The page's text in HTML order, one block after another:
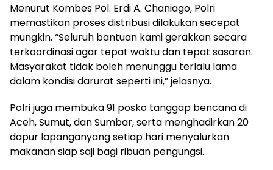
Menurut Kombes Pol. Erdi A. Chaniago, Polri
memastikan proses distribusi dilakukan secepat
mungkin. “Seluruh bantuan kami gerakkan secara
terkoordinasi agar tepat waktu dan tepat sasaran.
Masyarakat tidak boleh menunggu terlalu lama
dalam kondisi darurat seperti ini,” jelasnya.
Polri juga membuka 91 posko tanggap bencana di
Aceh, Sumut, dan Sumbar, serta menghadirkan 20
dapur lapanganyang setiap hari menyalurkan
makanan siap saji bagi ribuan pengungsi.